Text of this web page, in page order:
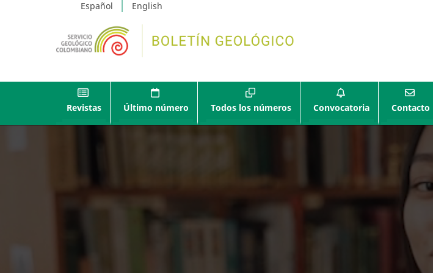
Español English
Revistas Último número Todos los números Convocatoria Contacto